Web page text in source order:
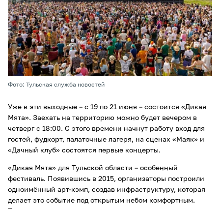
Фото: Тульская служба новостей
Уже в эти выходные – с 19 по 21 июня – состоится «Дикая
Мята». Заехать на территорию можно будет вечером в
четверг с 18:00. С этого времени начнут работу вход для
гостей, фудкорт, палаточные лагеря, на сценах «Маяк» и
«Дачный клуб» состоятся первые концерты.
«Дикая Мята» для Тульской области – особенный
фестиваль. Появившись в 2015, организаторы построили
одноимённый арт-кэмп, создав инфраструктуру, которая
делает это событие под открытым небом комфортным.